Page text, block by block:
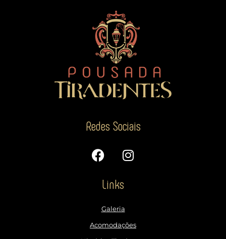
Redes Sociais
Links
Galeria
Acomodações